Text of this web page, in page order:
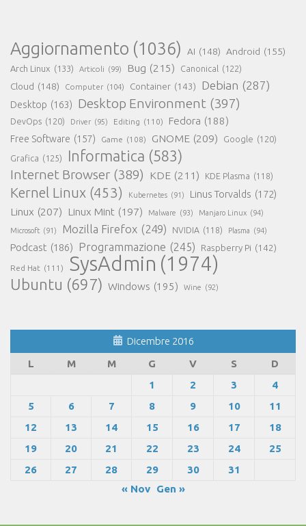
Aggiornamento (1036) AI (148) Android (155)
Arch Linux (133) Articoli (99) Bug (215) Canonical (122)
Cloud (148) Computer (104) Container (143) Debian (287)
Desktop (163) Desktop Environment (397)
DevOps (120) Driver (95) Editing (110) Fedora (188)
Free Software (157) Game (108) GNOME (209) Google (120)
Grafica (125) Informatica (583)
Internet Browser (389) KDE (211) KDE Plasma (118)
Kernel Linux (453) Kubernetes (91) Linus Torvalds (172)
Linux (207) Linux Mint (197) Malware (93) Manjaro Linux (94)
Microsoft (91) Mozilla Firefox (249) NVIDIA (118) Plasma (94)
Podcast (186) Programmazione (245) Raspberry Pi (142)
Red Hat (111) SysAdmin (1974)
Ubuntu (697) Windows (195) Wine (92)
Dicembre 2016
L
M M G V S
D
1
2 3
4
5
6 7 8 9 10
11
12
13 14 15 16 17
18
19
20 21 22 23 24
25
26
27 28 29 30
31
« Nov
Gen »